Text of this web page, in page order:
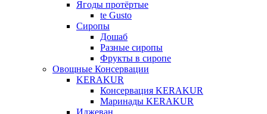
Ягоды протёртые
te Gusto
Сиропы
Дошаб
Разные сиропы
Фрукты в сиропе
Овощные Консервации
KERAKUR
Консервация KERAKUR
Маринады KERAKUR
Иджеван